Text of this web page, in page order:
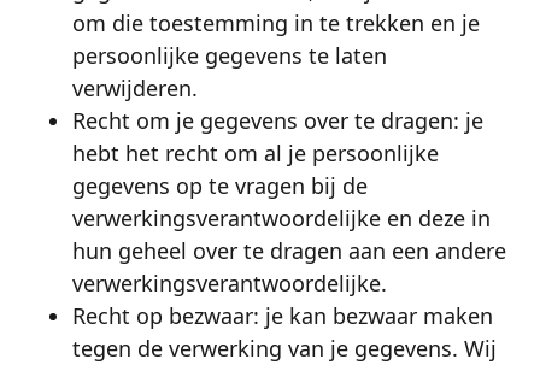
om die toestemming in te trekken en je
persoonlijke gegevens te laten
verwijderen.
Recht om je gegevens over te dragen: je
hebt het recht om al je persoonlijke
gegevens op te vragen bij de
verwerkingsverantwoordelijke en deze in
hun geheel over te dragen aan een andere
verwerkingsverantwoordelijke.
Recht op bezwaar: je kan bezwaar maken
tegen de verwerking van je gegevens. Wij